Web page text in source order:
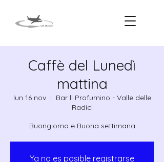
Caffè del Lunedì
mattina
lun 16 nov
  |
Bar ll Profumino - Valle delle
Radici
Ya no es posible registrarse